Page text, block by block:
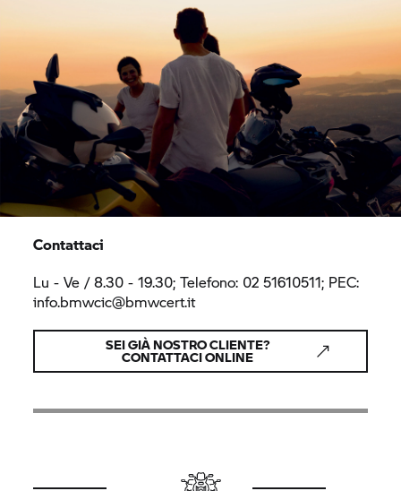
Contattaci
Lu - Ve / 8.30 - 19.30; Telefono: 02 51610511; PEC:
info.bmwcic@bmwcert.it
SEI GIÀ NOSTRO CLIENTE?
CONTATTACI ONLINE